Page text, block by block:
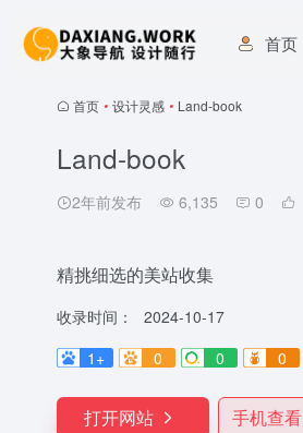
首页
首页 • 设计灵感 • Land-book
Land-book
2年前发布 6,135 0
精挑细选的美站收集
收录时间：
2024-10-17
1+
0 0 0
打开网站 手机查看